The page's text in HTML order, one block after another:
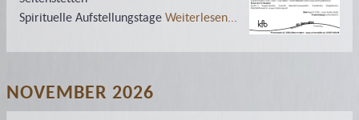
Spirituelle Aufstellungstage Weiterlesen...
NOVEMBER 2026